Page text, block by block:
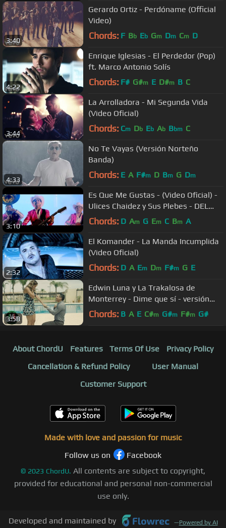
3:40
Gerardo Ortiz - Perdóname (Official
Video)
Chords: F Bb Eb Gm Dm Cm D
4:22
Enrique Iglesias - El Perdedor (Pop)
ft. Marco Antonio Solís
Chords: F# G#m E D#m B C
3:44
La Arrolladora - Mi Segunda Vida
(Video Oficial)
Chords: Cm Db Eb Ab Bbm C
4:33
No Te Vayas (Versión Norteño
Banda)
Chords: E A F#m D Bm G Dm
3:10
Es Que Me Gustas - (Video Oficial) -
Ulices Chaidez y Sus Plebes - DEL
Records 2018
Chords: D Am G Em C Bm A
2:32
El Komander - La Manda Incumplida
(Video Oficial)
Chords: D A Em Dm F#m G E
3:58
Edwin Luna y La Trakalosa de
Monterrey - Dime que sí - versión
banda (Video Oficial)
Chords: B A E C#m G#m F#m G#
About ChordU Features Terms Of Use
Privacy Policy
Cancellation & Refund Policy
User Manual
Customer Support
Made with love and passion for music
Follow us on
Facebook
© 2023 ChordU. All contents are subject to copyright,
provided for educational and personal non-commercial
use only.
Developed and maintained by —Powered by AI